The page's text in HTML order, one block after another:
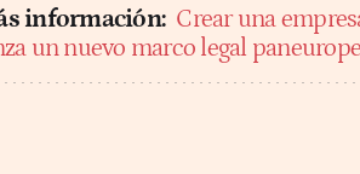
información: Crear una
un nuevo marco legal